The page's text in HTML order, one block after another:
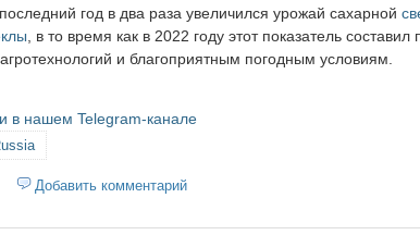
год в два раза увеличился урожай сахарной
, в то время как в 2022 году этот показатель
и благоприятным погодным условиям.
в нашем Telegram-канале
Добавить комментарий